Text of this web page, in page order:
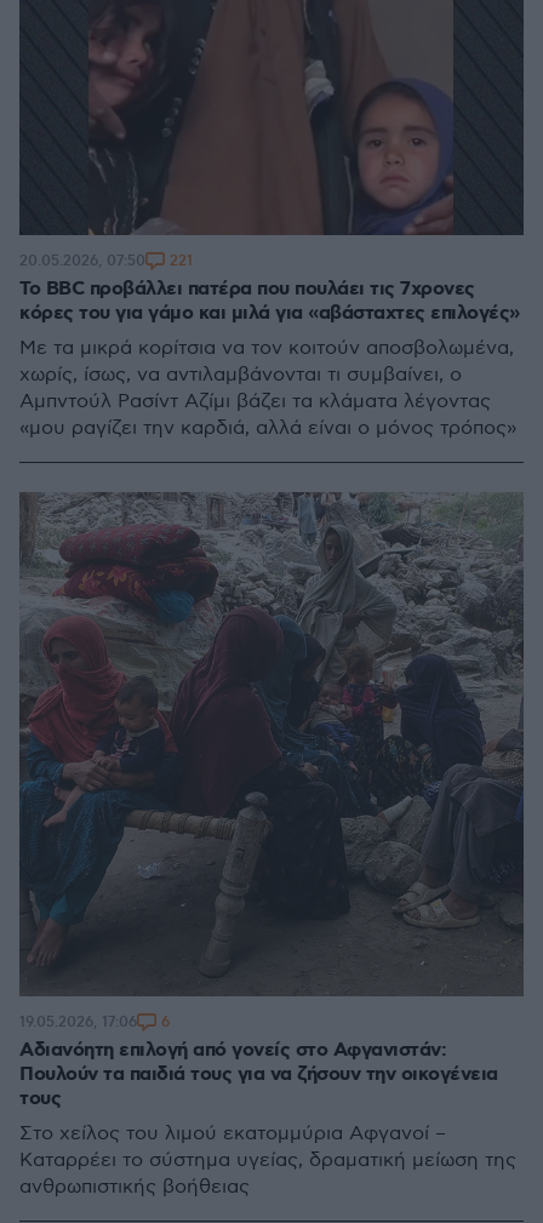
Το BBC προβάλλει πατέρα που πουλάει τις 7χρονες
κόρες του για γάμο και μιλά για «αβάσταχτες επιλογές»
Με τα μικρά κορίτσια να τον κοιτούν αποσβολωμένα,
χωρίς, ίσως, να αντιλαμβάνονται τι συμβαίνει, ο
Αμπντούλ Ρασίντ Αζίμι βάζει τα κλάματα λέγοντας
«μου ραγίζει την καρδιά, αλλά είναι ο μόνος τρόπος»
20.05.2026, 07:50 221
Αδιανόητη επιλογή από γονείς στο Αφγανιστάν:
Πουλούν τα παιδιά τους για να ζήσουν την οικογένεια
τους
Στο χείλος του λιμού εκατομμύρια Αφγανοί –
Καταρρέει το σύστημα υγείας, δραματική μείωση της
ανθρωπιστικής βοήθειας
19.05.2026, 17:06 6